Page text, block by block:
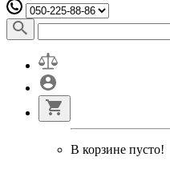
В корзине пусто!